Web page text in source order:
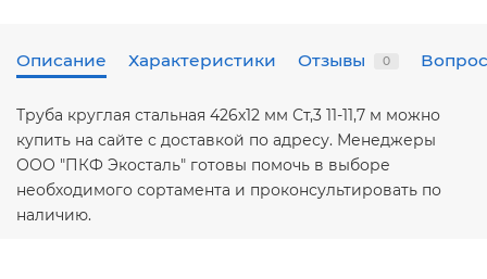
Описание Характеристики Отзывы 0
Труба круглая стальная 426х12 мм Ст,3 11-11,7 м можно
купить на сайте с доставкой по адресу. Менеджеры
ООО "ПКФ Экосталь" готовы помочь в выборе
необходимого сортамента и проконсультировать по
наличию.